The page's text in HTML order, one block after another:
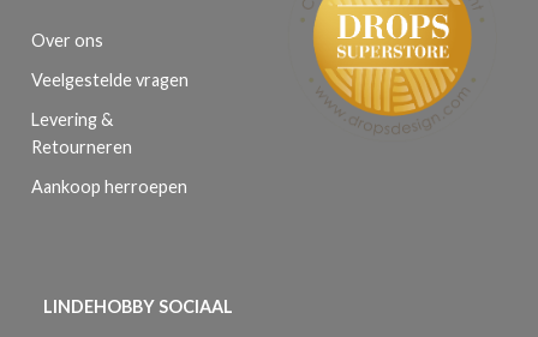
Over ons
Veelgestelde vragen
Levering &
Retourneren
Aankoop herroepen
LINDEHOBBY SOCIAAL